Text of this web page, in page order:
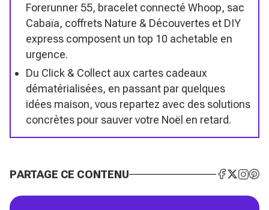
Forerunner 55, bracelet connecté Whoop, sac
Cabaïa, coffrets Nature & Découvertes et DIY
express composent un top 10 achetable en
urgence.
Du Click & Collect aux cartes cadeaux
dématérialisées, en passant par quelques
idées maison, vous repartez avec des solutions
concrètes pour sauver votre Noël en retard.
PARTAGE CE CONTENU